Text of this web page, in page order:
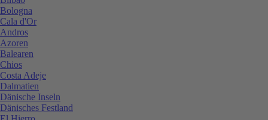
Bologna
Cala d'Or
Andros
Azoren
Balearen
Chios
Costa Adeje
Dalmatien
Dänische Inseln
Dänisches Festland